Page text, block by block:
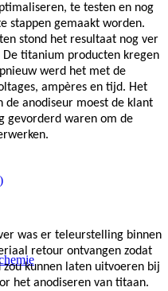
te testen en nog
stappen gemaakt worden.
stond het resultaat nog ver
titanium producten kregen
werd het met de
ampères en tijd. Het
anodiseur moest de klant
gevorderd waren om de
was er teleurstelling binnen
retour ontvangen zodat
kunnen laten uitvoeren bij
het anodiseren van titaan.